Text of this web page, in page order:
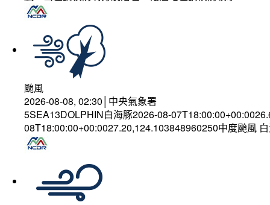
颱風
2026-08-08, 02:30│中央氣象署
5SEA13DOLPHIN白海豚2026-08-
08T18:00:00+00:0027.20,124.103848960250中度颱風